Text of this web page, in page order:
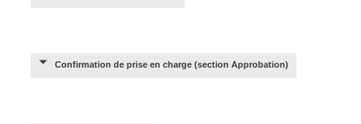
Confirmation de prise en charge (section Approbation)